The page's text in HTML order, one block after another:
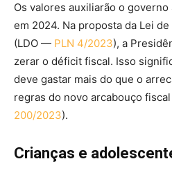
Os valores auxiliarão o
em 2024. Na proposta da Lei
(LDO — PLN 4/2023), a
zerar o déficit fiscal. Isso
deve gastar mais do que o
regras do novo arcabouço
200/2023).
Crianças e